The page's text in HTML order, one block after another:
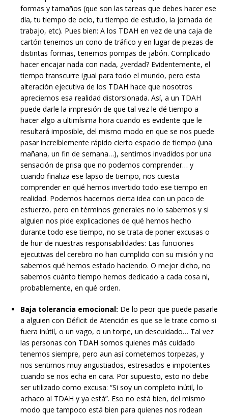
formas y tamaños (que son las tareas que debes hacer ese
día, tu tiempo de ocio, tu tiempo de estudio, la jornada de
trabajo, etc). Pues bien: A los TDAH en vez de una caja de
cartón tenemos un cono de tráfico y en lugar de piezas de
distintas formas, tenemos pompas de jabón. Complicado
hacer encajar nada con nada, ¿verdad? Evidentemente, el
tiempo transcurre igual para todo el mundo, pero esta
alteración ejecutiva de los TDAH hace que nosotros
apreciemos esa realidad distorsionada. Así, a un TDAH
puede darle la impresión de que tal vez le dé tiempo a
hacer algo a ultimísima hora cuando es evidente que le
resultará imposible, del mismo modo en que se nos puede
pasar increíblemente rápido cierto espacio de tiempo (una
mañana, un fin de semana…), sentirnos invadidos por una
sensación de prisa que no podemos comprender… y
cuando finaliza ese lapso de tiempo, nos cuesta
comprender en qué hemos invertido todo ese tiempo en
realidad. Podemos hacernos cierta idea con un poco de
esfuerzo, pero en términos generales no lo sabemos y si
alguien nos pide explicaciones de qué hemos hecho
durante todo ese tiempo, no se trata de poner excusas o
de huir de nuestras responsabilidades: Las funciones
ejecutivas del cerebro no han cumplido con su misión y no
sabemos qué hemos estado haciendo. O mejor dicho, no
sabemos cuánto tiempo hemos dedicado a cada cosa ni,
probablemente, en qué orden.
Baja tolerancia emocional: De lo peor que puede pasarle
a alguien con Déficit de Atención es que se le trate como si
fuera inútil, o un vago, o un torpe, un descuidado… Tal vez
las personas con TDAH somos quienes más cuidado
tenemos siempre, pero aun así cometemos torpezas, y
nos sentimos muy angustiados, estresados e impotentes
cuando se nos echa en cara. Por supuesto, esto no debe
ser utilizado como excusa: “Si soy un completo inútil, lo
achaco al TDAH y ya está”. Eso no está bien, del mismo
modo que tampoco está bien para quienes nos rodean